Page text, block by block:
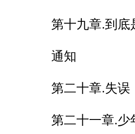
第十九章.到底
通知
第二十章.失误
第二十一章.少